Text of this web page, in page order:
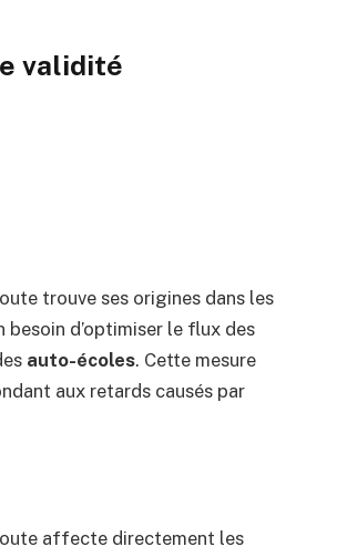
validité
trouve ses origines dans les
d’optimiser le flux des
auto-écoles. Cette mesure
aux retards causés par
affecte directement les